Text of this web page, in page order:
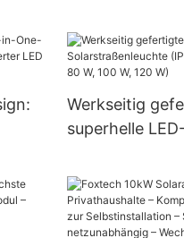
60
Werkseitig
superhelle LED-
50 W, 60 W, 80
120 W)